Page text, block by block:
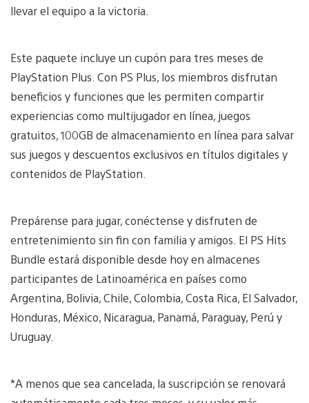
llevar el equipo a la victoria.
Este paquete incluye un cupón para tres meses de
PlayStation Plus. Con PS Plus, los miembros disfrutan
beneficios y funciones que les permiten compartir
experiencias como multijugador en línea, juegos
gratuitos, 100GB de almacenamiento en línea para salvar
sus juegos y descuentos exclusivos en títulos digitales y
contenidos de PlayStation.
Prepárense para jugar, conéctense y disfruten de
entretenimiento sin fin con familia y amigos. El PS Hits
Bundle estará disponible desde hoy en almacenes
participantes de Latinoamérica en países como
Argentina, Bolivia, Chile, Colombia, Costa Rica, El Salvador,
Honduras, México, Nicaragua, Panamá, Paraguay, Perú y
Uruguay.
*A menos que sea cancelada, la suscripción se renovará